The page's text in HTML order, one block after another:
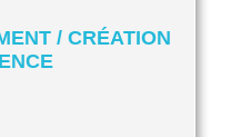
/ CRÉATION